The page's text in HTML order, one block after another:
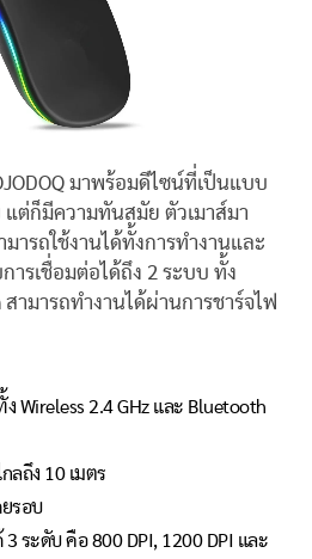
มาพร้อมดีไซน์ที่เป็นแบบ
แต่ก็มีความทันสมัย ตัวเมาส์มา
ารถใช้งานได้ทั้งการทำงานและ
ารเชื่อมต่อได้ถึง 2 ระบบ ทั้ง
ามารถทำงานได้ผ่านการชาร์จไฟ
Wireless 2.4 GHz และ Bluetooth
ลถึง 10 เมตร
รอบ
3 ระดับ คือ 800 DPI, 1200 DPI และ